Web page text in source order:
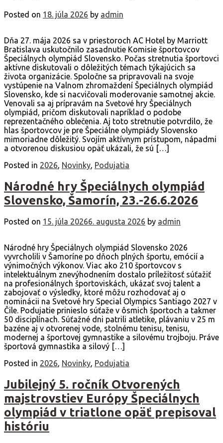
Posted on 18. júla 2026 by admin
Dňa 27. mája 2026 sa v priestoroch AC Hotel by Marriott
Bratislava uskutočnilo zasadnutie Komisie športovcov
Špeciálnych olympiád Slovensko. Počas stretnutia športovci
aktívne diskutovali o dôležitých témach týkajúcich sa
života organizácie. Spoločne sa pripravovali na svoje
vystúpenie na Valnom zhromaždení Špeciálnych olympiád
Slovensko, kde si nacvičovali moderovanie samotnej akcie.
Venovali sa aj prípravám na Svetové hry Špeciálnych
olympiád, pričom diskutovali napríklad o podobe
reprezentačného oblečenia. Aj toto stretnutie potvrdilo, že
hlas športovcov je pre Špeciálne olympiády Slovensko
mimoriadne dôležitý. Svojím aktívnym prístupom, nápadmi
a otvorenou diskusiou opäť ukázali, že sú […]
Posted in 2026 Novinky Podujatia
Národné hry Špeciálnych olympiád
Slovensko, Šamorín, 23.-26.6.2026
Posted on 15. júla 20266. augusta 2026 by admin
Národné hry Špeciálnych olympiád Slovensko 2026
vyvrcholili v Šamoríne po dňoch plných športu, emócií a
výnimočných výkonov. Viac ako 210 športovcov s
intelektuálnym znevýhodnením dostalo príležitosť súťažiť
na profesionálnych športoviskách, ukázať svoj talent a
zabojovať o výsledky, ktoré môžu rozhodovať aj o
nominácii na Svetové hry Special Olympics Santiago 2027 v
Čile. Podujatie prinieslo súťaže v ôsmich športoch a takmer
50 disciplínach. Súťažné dni patrili atletike, plávaniu v 25 m
bazéne aj v otvorenej vode, stolnému tenisu, tenisu,
modernej a športovej gymnastike a silovému trojboju. Práve
športová gymnastika a silový […]
Posted in 2026, Novinky, Podujatia
Jubilejný 5. ročník Otvorených
majstrovstiev Európy Špeciálnych
olympiád v triatlone opäť prepisoval
históriu